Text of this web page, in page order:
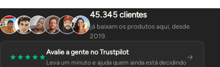
45.345 clientes
já baixam os produtos aqui, desde
2019.
Avalie a gente no Trustpilot
Leva um minuto e ajuda quem ainda está decidindo